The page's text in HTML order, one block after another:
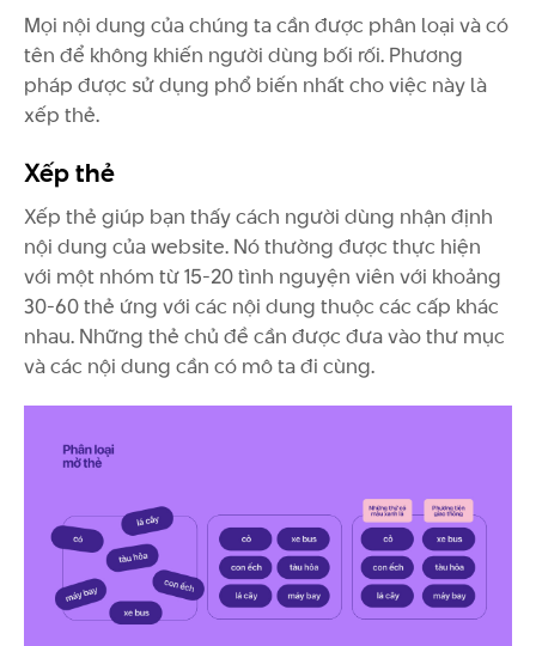
Mọi nội dung của chúng ta cần được phân loại và có
tên để không khiến người dùng bối rối. Phương
pháp được sử dụng phổ biến nhất cho việc này là
xếp thẻ.
Xếp thẻ
Xếp thẻ giúp bạn thấy cách người dùng nhận định
nội dung của website. Nó thường được thực hiện
với một nhóm từ 15-20 tình nguyện viên với khoảng
30-60 thẻ ứng với các nội dung thuộc các cấp khác
nhau. Những thẻ chủ đề cần được đưa vào thư mục
và các nội dung cần có mô ta đi cùng.